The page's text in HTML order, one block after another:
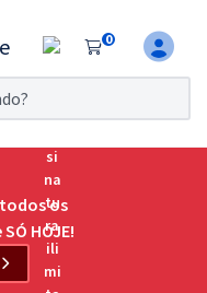
0
da
os
HOJE!